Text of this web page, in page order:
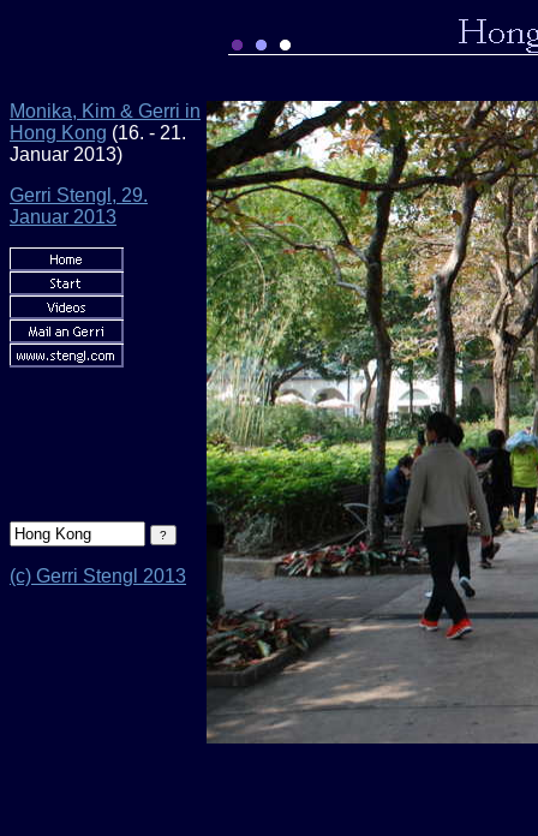
Monika, Kim & Gerri in
Hong Kong (16. - 21.
Januar 2013)
Gerri Stengl, 29.
Januar 2013
(c) Gerri Stengl 2013